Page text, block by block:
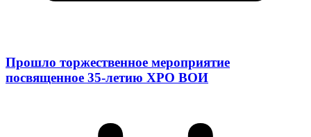
Прошло торжественное мероприятие
посвященное 35-летию ХРО ВОИ